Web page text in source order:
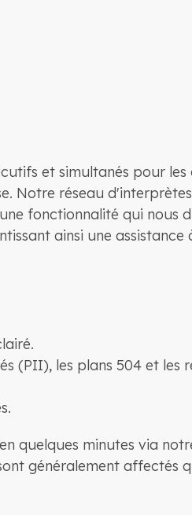
et simultanés pour les
Notre réseau
fonctionnalité qui nous
ainsi une assistance
(PII), les plans 504 et les
quelques minutes via
généralement affectés